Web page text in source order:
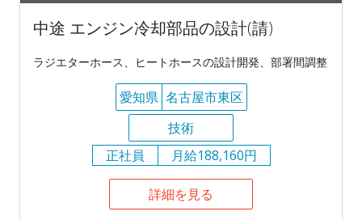
中途 エンジン冷却部品の設計(請)
ラジエターホース、ヒートホースの設計開発、部署間調整
愛知県 名古屋市東区
技術
正社員
月給188,160円
詳細を見る